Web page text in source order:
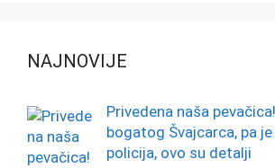
NAJNOVIJE
Privedena naša
bogatog Švajcarca, pa
policija, ovo su detalji